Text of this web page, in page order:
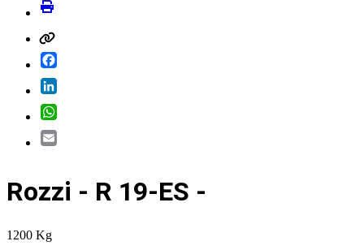
Rozzi - R 19-ES -
1200 Kg